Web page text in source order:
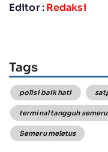
Editor :Redaksi
Tags
polisi baik hati
terminal tangguh semeru
Semeru meletus